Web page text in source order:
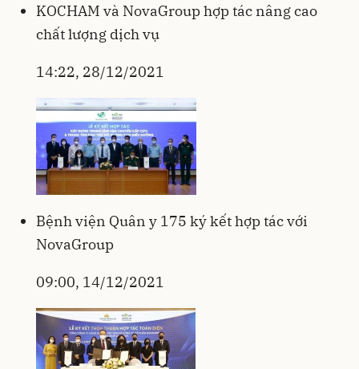
KOCHAM và NovaGroup hợp tác nâng cao
chất lượng dịch vụ
14:22, 28/12/2021
Bệnh viện Quân y 175 ký kết hợp tác với
NovaGroup
09:00, 14/12/2021